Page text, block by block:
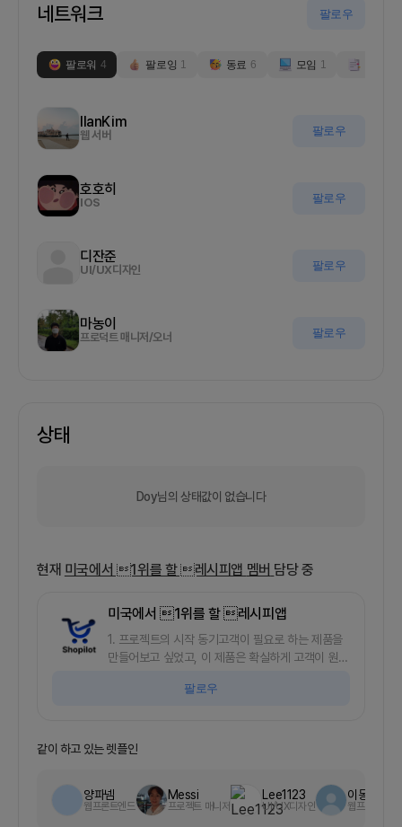
네트워크 팔로우
팔로워 4 팔로잉 1 동료 6 모임 1
IlanKim
웹 서버 팔로우
호호히
IOS 팔로우
디잔준
UI/UX디자인 팔로우
마농이
프로덕트 매니저/오너 팔로우
상태
Doy님의 상태값이 없습니다
현재 미국에서 1위를 할 레시피앱 멤버 담당 중
미국에서 1위를 할 레시피앱
1. 프로젝트의 시작 동기고객이 필요로 하는 제품을
만들어보고 싶었고, 이 제품은 확실하게 고객이 원하
이고, 고객의 문제를 제대로 발견해야지 생각하고,
러던 중 미국에서는 홈쿠킹이 많이 이뤄지고 이로 인
다.그리하여 빠르게 이커머스를 진출할 수 있는 방법
으로 레시피를 잘 보여주는 서비스를 기획하였고,간
단한 실험결과 월간 활성유저가 1500명+ 정도 됩니
팔로우
같이 하고 있는 렛플인
양파넴
웹프론트엔드
Messi
프로젝트 매니저
Lee1123
UI/UX디자인
이동천
웹프론트엔드